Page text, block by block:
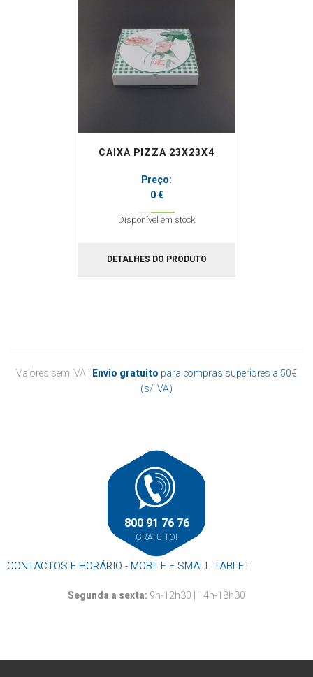
CAIXA PIZZA 23X23X4
Preço:
0 €
Disponível em stock
DETALHES DO PRODUTO
Valores sem IVA | Envio gratuito para compras superiores a 50€
(s/ IVA)
800 91 76 76
GRATUITO!
CONTACTOS E HORÁRIO - MOBILE E SMALL TABLET
Segunda a sexta: 9h-12h30 | 14h-18h30